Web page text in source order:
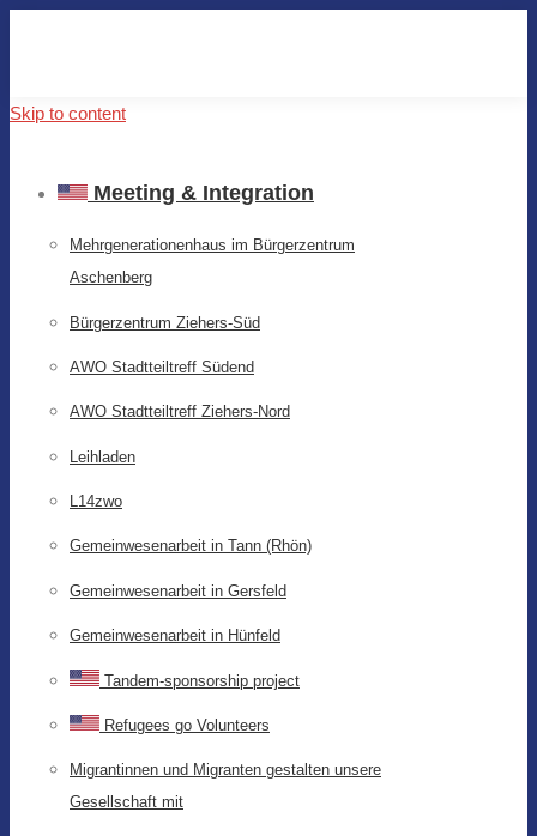
Skip to content
Meeting & Integration
Mehrgenerationenhaus im Bürgerzentrum
Aschenberg
Bürgerzentrum Ziehers-Süd
AWO Stadtteiltreff Südend
AWO Stadtteiltreff Ziehers-Nord
Leihladen
L14zwo
Gemeinwesenarbeit in Tann (Rhön)
Gemeinwesenarbeit in Gersfeld
Gemeinwesenarbeit in Hünfeld
Tandem-sponsorship project
Refugees go Volunteers
Migrantinnen und Migranten gestalten unsere
Gesellschaft mit